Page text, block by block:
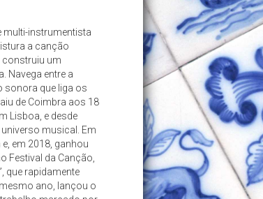
multi-instrumentista
a canção
construiu um
Navega entre a
sonora que liga os
de Coimbra aos 18
Lisboa, e desde
musical. Em
em 2018, ganhou
Festival da Canção,
que rapidamente
ano, lançou o